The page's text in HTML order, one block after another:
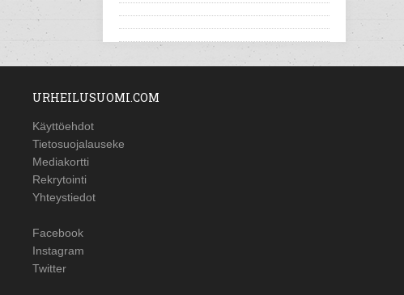
URHEILUSUOMI.COM
Käyttöehdot
Tietosuojalauseke
Mediakortti
Rekrytointi
Yhteystiedot
Facebook
Instagram
Twitter